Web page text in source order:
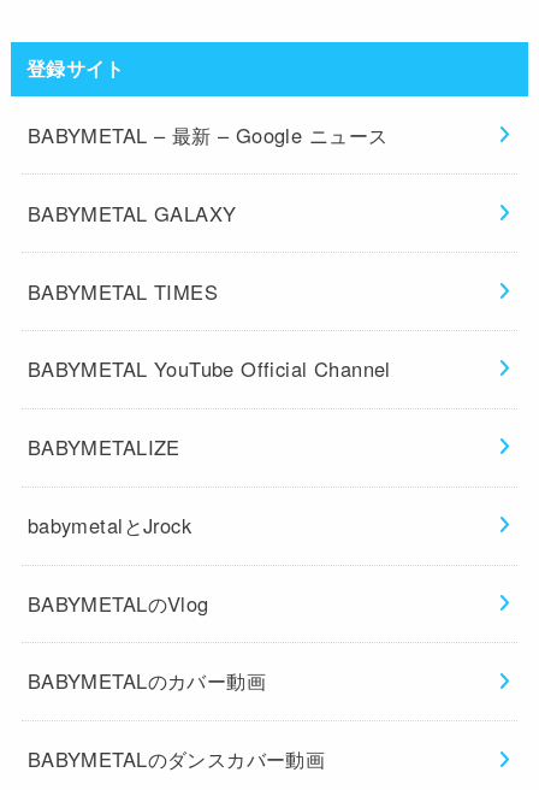
登録サイト
BABYMETAL – 最新 – Google ニュース
BABYMETAL GALAXY
BABYMETAL TIMES
BABYMETAL YouTube Official Channel
BABYMETALIZE
babymetalとJrock
BABYMETALのVlog
BABYMETALのカバー動画
BABYMETALのダンスカバー動画